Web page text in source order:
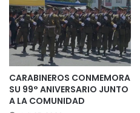
CARABINEROS CONMEMORA
SU 99° ANIVERSARIO JUNTO
A LA COMUNIDAD